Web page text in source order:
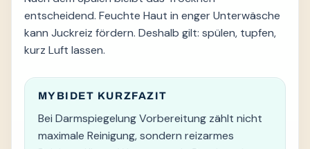
entscheidend. Feuchte Haut in enger Unterwäsche
kann Juckreiz fördern. Deshalb gilt: spülen, tupfen,
kurz Luft lassen.
MYBIDET KURZFAZIT
Bei Darmspiegelung Vorbereitung zählt nicht
maximale Reinigung, sondern reizarmes